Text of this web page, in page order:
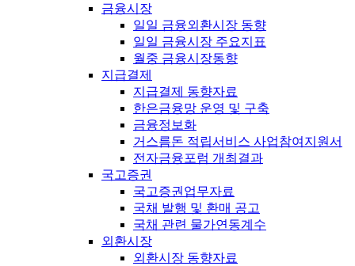
금융시장
일일 금융외환시장 동향
일일 금융시장 주요지표
월중 금융시장동향
지급결제
지급결제 동향자료
한은금융망 운영 및 구축
금융정보화
거스름돈 적립서비스 사업참여지원서
전자금융포럼 개최결과
국고증권
국고증권업무자료
국채 발행 및 환매 공고
국채 관련 물가연동계수
외환시장
외환시장 동향자료